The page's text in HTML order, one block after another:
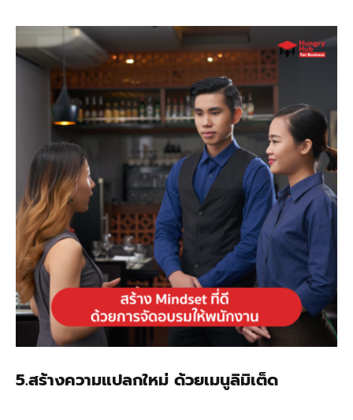
5.สร้างความแปลกใหม่ ด้วยเมนูลิมิเต็ด